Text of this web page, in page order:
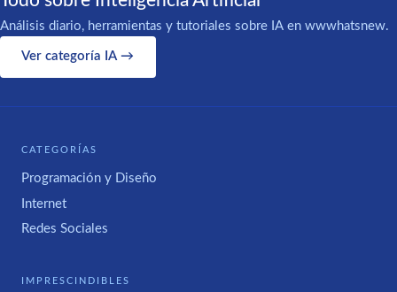
Análisis diario, herramientas y tutoriales sobre IA en wwwhatsnew.
Ver categoría IA →
CATEGORÍAS
Programación y Diseño
Internet
Redes Sociales
IMPRESCINDIBLES